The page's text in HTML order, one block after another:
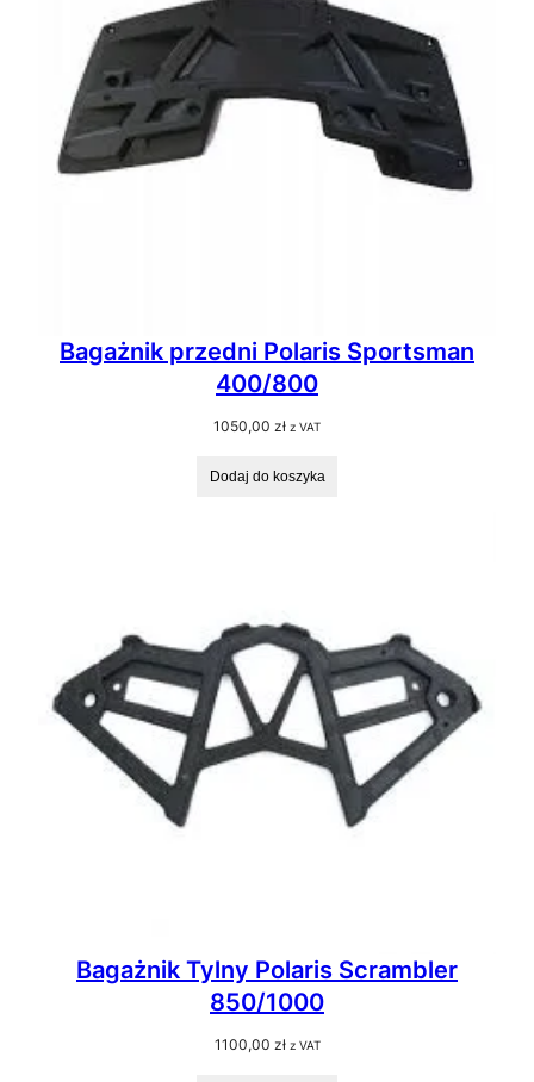
Bagażnik przedni Polaris Sportsman
400/800
1050,00 zł z VAT
Dodaj do koszyka
Bagażnik Tylny Polaris Scrambler
850/1000
1100,00 zł z VAT